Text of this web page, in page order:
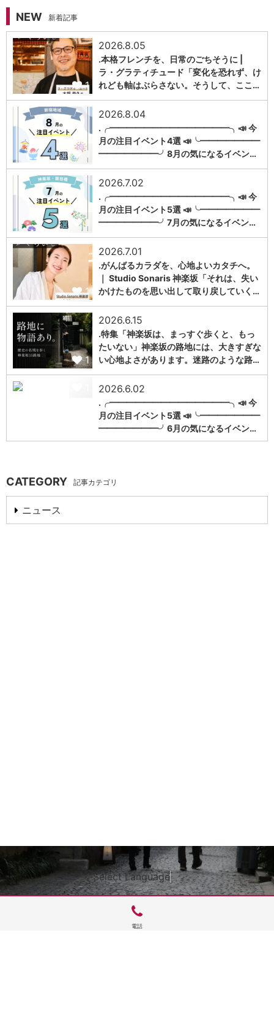
NEW 新着記事
1
2026.8.05
.本格フレンチを、日常のごちそうに |
ラ・グラティチュード「変化を恐れず、け
れども軸はぶらさない。そうして、ここ…
1
2026.8.04
.╭━━━━━━━━━━━━━━╮📣 今
月の注目イベント4選 📣╰━━━━━━━
━━━━━━━╯8月の気になるイベン…
1
2026.7.02
.╭━━━━━━━━━━━━━━╮📣 今
月の注目イベント5選 📣╰━━━━━━━
━━━━━━━╯7月の気になるイベン…
1
2026.7.01
.がんばるカラダを、心地よいカタチへ。
｜ Studio Sonaris 神楽坂「それは、失い
かけたものを思い出して取り戻していく…
1
2026.6.15
.特集「神楽坂は、まっすぐ歩くと、もっ
たいない」神楽坂の路地には、大きすぎな
い心地よさがあります。迷路のような路…
2026.6.02
.╭━━━━━━━━━━━━━━╮📣 今
月の注目イベント5選 📣╰━━━━━━━
━━━━━━━╯6月の気になるイベン…
CATEGORY 記事カテゴリ
ニュース
Select Language▼
電話